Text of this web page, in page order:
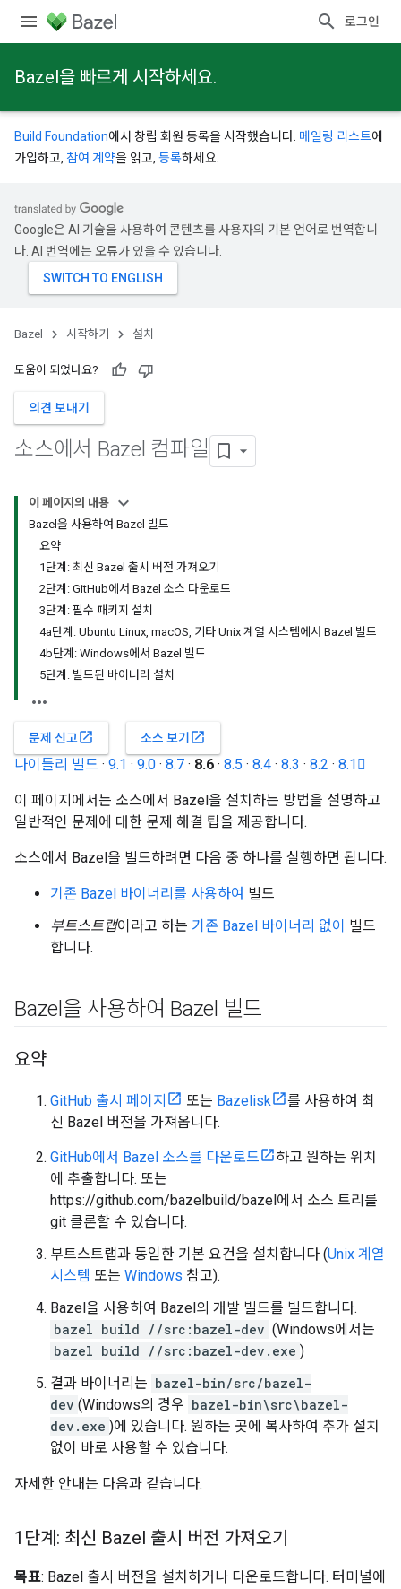
로그인
Bazel을 빠르게 시작하세요.
Build Foundation에서 창립 회원 등록을 시작했습니다. 메일링 리스트에
가입하고, 참여 계약을 읽고, 등록하세요.
Google은 AI 기술을 사용하여 콘텐츠를 사용자의 기본 언어로 번역합니
다. AI 번역에는 오류가 있을 수 있습니다.
Bazel 시작하기 설치
도움이 되었나요?
의견 보내기
소스에서 Bazel 컴파일
이 페이지의 내용
Bazel을 사용하여 Bazel 빌드
요약
1단계: 최신 Bazel 출시 버전 가져오기
2단계: GitHub에서 Bazel 소스 다운로드
3단계: 필수 패키지 설치
4a단계: Ubuntu Linux, macOS, 기타 Unix 계열 시스템에서 Bazel 빌드
4b단계: Windows에서 Bazel 빌드
5단계: 빌드된 바이너리 설치
문제 신고open_in_new 소스 보기 open_in_new
나이틀리 빌드 · 9.1 · 9.0 · 8.7 · 8.6 · 8.5 · 8.4 · 8.3 · 8.2 · 8.1
이 페이지에서는 소스에서 Bazel을 설치하는 방법을 설명하고
일반적인 문제에 대한 문제 해결 팁을 제공합니다.
소스에서 Bazel을 빌드하려면 다음 중 하나를 실행하면 됩니다.
기존 Bazel 바이너리를 사용하여 빌드
부트스트랩이라고 하는 기존 Bazel 바이너리 없이 빌드
합니다.
Bazel을 사용하여 Bazel 빌드
요약
GitHub 출시 페이지 또는 Bazelisk
를 사용하여 최
신 Bazel 버전을 가져옵니다.
GitHub에서 Bazel 소스를 다운로드
하고 원하는 위치
에 추출합니다. 또는
https://github.com/bazelbuild/bazel에서 소스 트리를
git 클론할 수 있습니다.
부트스트랩과 동일한 기본 요건을 설치합니다 (Unix 계열
시스템 또는 Windows 참고).
Bazel을 사용하여 Bazel의 개발 빌드를 빌드합니다.
bazel build //src:bazel-dev (Windows에서는
bazel build //src:bazel-dev.exe )
결과 바이너리는 bazel-bin/src/bazel-
dev (Windows의 경우 bazel-bin\src\bazel-
dev.exe )에 있습니다. 원하는 곳에 복사하여 추가 설치
없이 바로 사용할 수 있습니다.
자세한 안내는 다음과 같습니다.
1단계: 최신 Bazel 출시 버전 가져오기
목표: Bazel 출시 버전을 설치하거나 다운로드합니다. 터미널에